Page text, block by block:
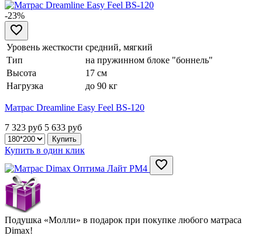
-23%
Уровень жесткости средний, мягкий
Тип
на пружинном блоке "боннель"
Высота
17 см
Нагрузка
до 90 кг
Матрас Dreamline Easy Feel BS-120
7 323 руб 5 633 руб
Купить в один клик
Подушка «Молли» в подарок при покупке любого матраса
Dimax!